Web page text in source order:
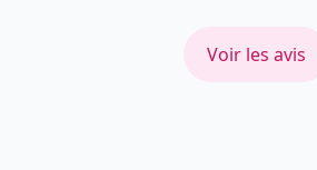
Voir les avis